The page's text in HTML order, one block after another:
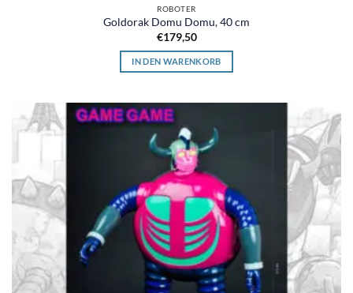
ROBOTER
Goldorak Domu Domu, 40 cm
€179,50
IN DEN WARENKORB